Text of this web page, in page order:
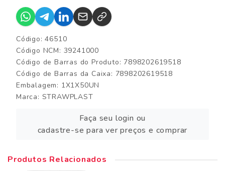
Código: 46510
Código NCM: 39241000
Código de Barras do Produto: 7898202619518
Código de Barras da Caixa: 7898202619518
Embalagem: 1X1X50UN
Marca: STRAWPLAST
Faça seu login ou
cadastre-se para ver preços e comprar
Produtos Relacionados